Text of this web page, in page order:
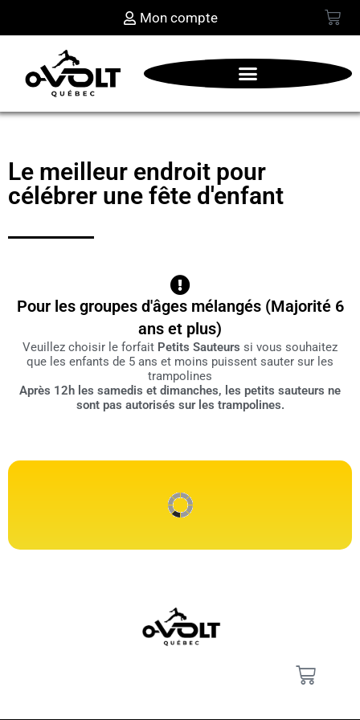
Mon compte
Le meilleur endroit pour
célébrer une fête d'enfant
Pour les groupes d'âges mélangés (Majorité 6
ans et plus)
Veuillez choisir le forfait Petits Sauteurs si vous souhaitez
que les enfants de 5 ans et moins puissent sauter sur les
trampolines
Après 12h les samedis et dimanches, les petits sauteurs ne
sont pas autorisés sur les trampolines.